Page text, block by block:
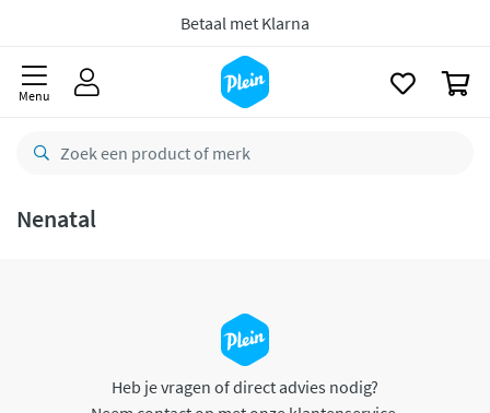
Betaal met Klarna
Menu
Nenatal
Heb je vragen of direct advies nodig?